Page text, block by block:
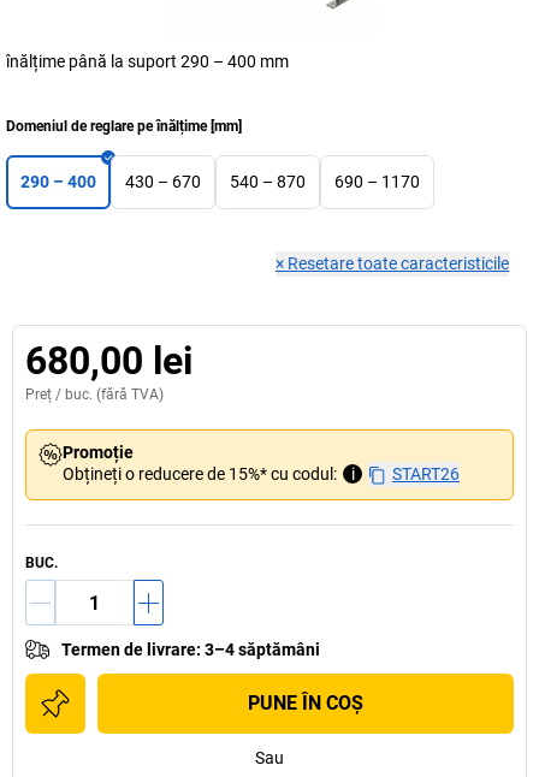
înălțime până la suport 290 – 400 mm
Domeniul de reglare pe înălțime[mm]
290 – 400 430 – 670 540 – 870 690 – 1170
× Resetare toate caracteristicile
680,00 lei
Preț / buc. (fără TVA)
Promoție
Obțineți o reducere de 15%* cu codul:
i START26
BUC.
Termen de livrare: 3–4 săptămâni
PUNE ÎN COŞ
Sau